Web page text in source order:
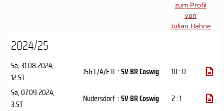
zum Profil
von
Julian Hahne
2024/25
Sa, 31.08.2024,
12.ST
JSG L/A/E II :SV BR Coswig
10 : 0
Sa, 07.09.2024,
3.ST
Nudersdorf :SV BR Coswig 2 : 1